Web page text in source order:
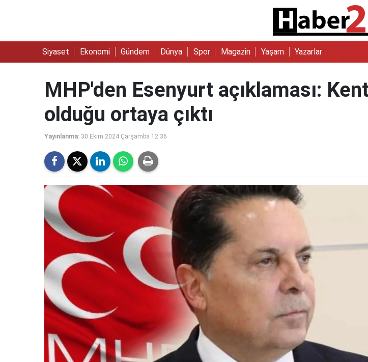
Siyaset Ekonomi Gündem Dünya Spor Magazin Yaşam Yazarlar
MHP'den Esenyurt açıklaması:
olduğu ortaya çıktı
Yayınlanma: 30 Ekim 2024 Çarşamba 12:36